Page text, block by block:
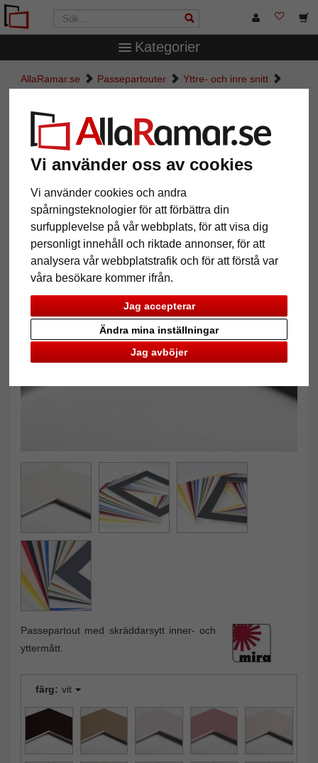
Vi använder oss av cookies
Vi använder cookies och andra
spårningsteknologier för att förbättra din
surfupplevelse på vår webbplats, för att visa dig
personligt innehåll och riktade annonser, för att
analysera vår webbplatstrafik och för att förstå var
våra besökare kommer ifrån.
Jag accepterar
Jag avböjer
Ändra mina inställningar
Kategorier
AllaRamar.se Passepartouter
Yttre- och inre snitt
Måttbeställd passepartout
Pictures Preview
Tillbaka
Passepartout med skräddarsytt inner- och
yttermått.
färg: vit